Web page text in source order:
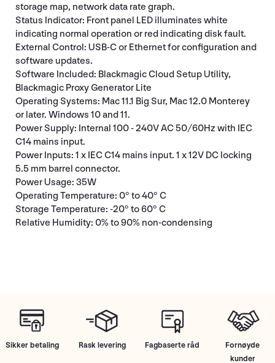
storage map, network data rate graph.
Status Indicator: Front panel LED illuminates white
indicating normal operation or red indicating disk fault.
External Control: USB-C or Ethernet for configuration and
software updates.
Software Included: Blackmagic Cloud Setup Utility,
Blackmagic Proxy Generator Lite
Operating Systems: Mac 11.1 Big Sur, Mac 12.0 Monterey
or later. Windows 10 and 11.
Power Supply: Internal 100 - 240V AC 50/60Hz with IEC
C14 mains input.
Power Inputs: 1 x IEC C14 mains input. 1 x 12V DC locking
5.5 mm barrel connector.
Power Usage: 35W
Operating Temperature: 0° to 40° C
Storage Temperature: -20° to 60° C
Relative Humidity: 0% to 90% non-condensing
Sikker betaling Rask levering Fagbaserte råd
Fornøyde
kunder